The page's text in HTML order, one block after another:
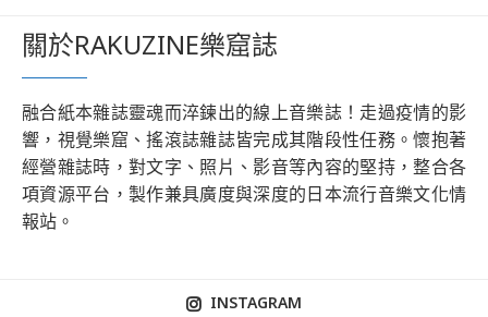
關於RAKUZINE樂窟誌
融合紙本雜誌靈魂而淬鍊出的線上音樂誌！走過疫情的影
響，視覺樂窟、搖滾誌雜誌皆完成其階段性任務。懷抱著
經營雜誌時，對文字、照片、影音等內容的堅持，整合各
項資源平台，製作兼具廣度與深度的日本流行音樂文化情
報站。
INSTAGRAM